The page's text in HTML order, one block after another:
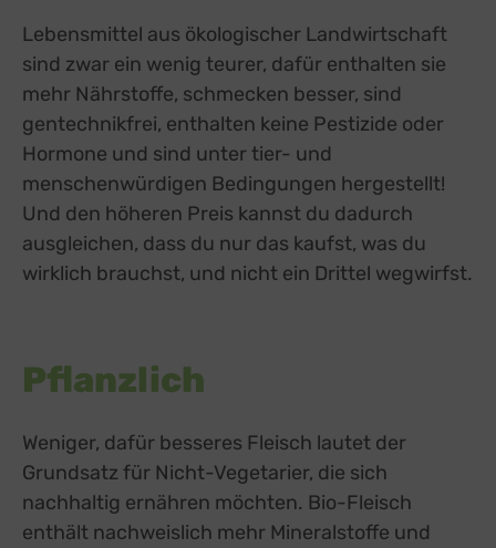
Lebensmittel aus ökologischer Landwirtschaft
sind zwar ein wenig teurer, dafür enthalten sie
mehr Nährstoffe, schmecken besser, sind
gentechnikfrei, enthalten keine Pestizide oder
Hormone und sind unter tier- und
menschenwürdigen Bedingungen hergestellt!
Und den höheren Preis kannst du dadurch
ausgleichen, dass du nur das kaufst, was du
wirklich brauchst, und nicht ein Drittel wegwirfst.
Pflanzlich
Weniger, dafür besseres Fleisch lautet der
Grundsatz für Nicht-Vegetarier, die sich
nachhaltig ernähren möchten. Bio-Fleisch
enthält nachweislich mehr Mineralstoffe und